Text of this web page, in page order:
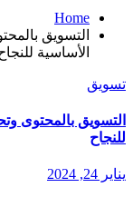
Home
التسويق
الأساسية
تسويق
التسويق بالمحتوى
للنجاح
يناير 24, 2024